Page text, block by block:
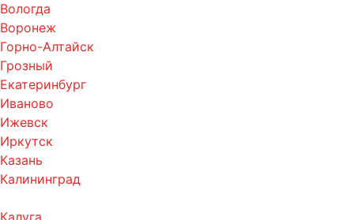
Вологда
Воронеж
Горно-Алтайск
Грозный
Екатеринбург
Иваново
Ижевск
Иркутск
Казань
Калининград
Калуга